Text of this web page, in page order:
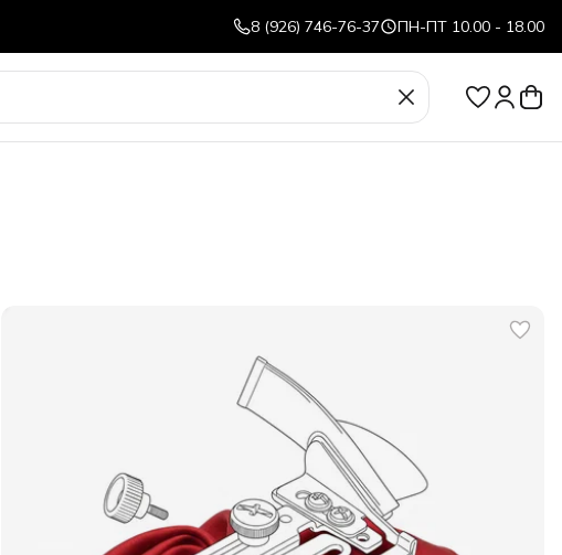
8 (926) 746-76-37 ПН-ПТ 10.00 - 18.00